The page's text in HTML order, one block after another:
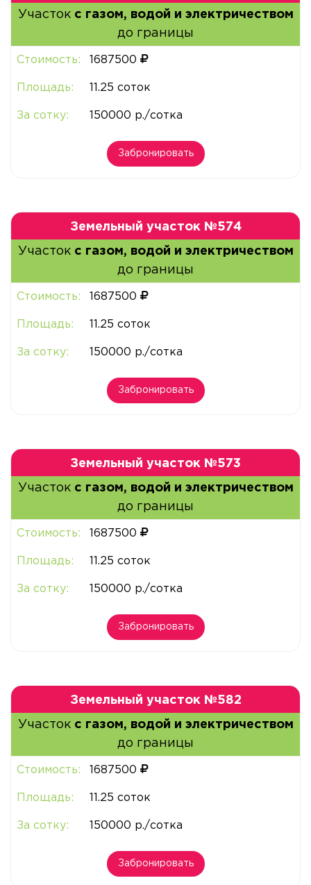
Участок с газом, водой и электричеством
до границы
Стоимость: 1687500
Площадь: 11.25 соток
За сотку: 150000 р./сотка
Забронировать
Земельный участок №574
Участок с газом, водой и электричеством
до границы
Стоимость: 1687500
Площадь: 11.25 соток
За сотку: 150000 р./сотка
Забронировать
Земельный участок №573
Участок с газом, водой и электричеством
до границы
Стоимость: 1687500
Площадь: 11.25 соток
За сотку: 150000 р./сотка
Забронировать
Земельный участок №582
Участок с газом, водой и электричеством
до границы
Стоимость: 1687500
Площадь: 11.25 соток
За сотку: 150000 р./сотка
Забронировать